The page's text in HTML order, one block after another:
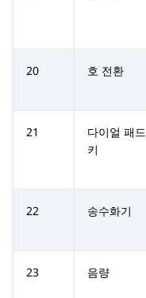
20 호 전환
21
다이얼 패드
키
22 송수화기
23 음량